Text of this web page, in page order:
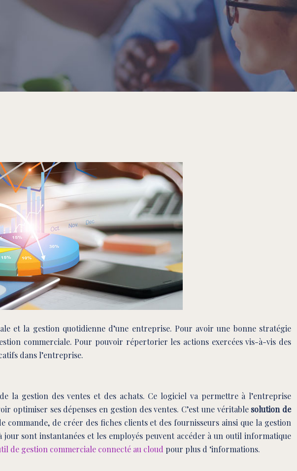
et la gestion quotidienne d’une entreprise. Pour avoir une bonne stratégie
commerciale. Pour pouvoir répertorier les actions exercées vis-à-vis des
dans l’entreprise.
gestion des ventes et des achats. Ce logiciel va permettre à l’entreprise
optimiser ses dépenses en gestion des ventes. C’est une véritable solution de
de créer des fiches clients et des fournisseurs ainsi que la gestion
sont instantanées et les employés peuvent accéder à un outil informatique
de gestion commerciale connecté au cloud pour plus d ‘informations.